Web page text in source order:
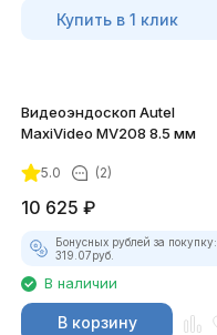
Купить в 1 клик
Видеоэндоскоп Autel
MaxiVideo MV208 8.5 мм
5.0 (2)
10 625 ₽
Бонусных рублей за покупку:
319.07руб.
В наличии
В корзину